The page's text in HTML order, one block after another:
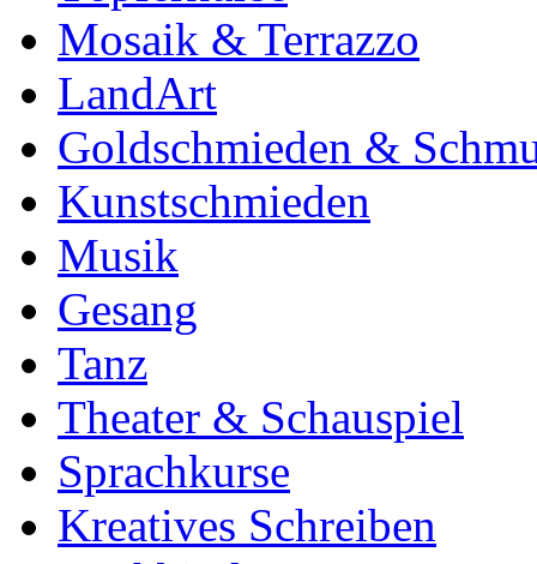
Mosaik & Terrazzo
LandArt
Goldschmieden &
Kunstschmieden
Musik
Gesang
Tanz
Theater & Schauspiel
Sprachkurse
Kreatives Schreiben